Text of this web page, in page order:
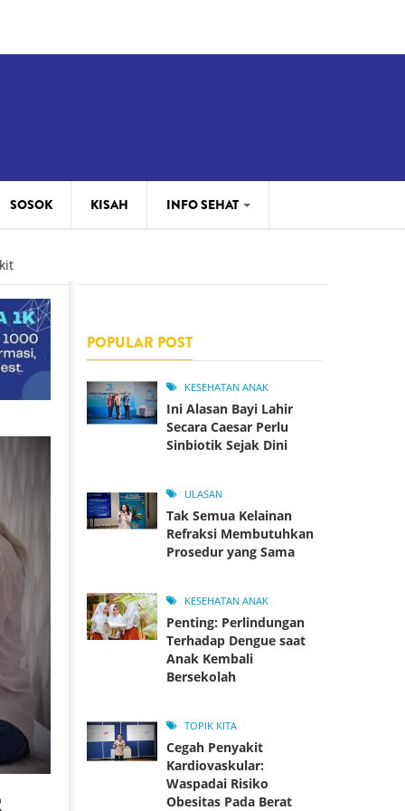
SOSOK KISAH INFO SEHAT
POPULAR POST
KESEHATAN ANAK
Ini Alasan Bayi Lahir
Secara Caesar Perlu
Sinbiotik Sejak Dini
ULASAN
Tak Semua Kelainan
Refraksi Membutuhkan
Prosedur yang Sama
KESEHATAN ANAK
Penting: Perlindungan
Terhadap Dengue saat
Anak Kembali
Bersekolah
TOPIK KITA
Cegah Penyakit
Kardiovaskular:
Waspadai Risiko
Obesitas Pada Berat